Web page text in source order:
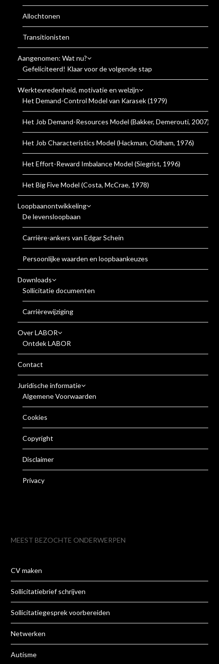
Allochtonen
Transitionisten
Aangenomen: Wat nu?
Gefeliciteerd! Klaar voor de volgende stap
Werktevredenheid, motivatie en welzijn
Het Demand-Control Model van Karasek (1979)
Het Job Demand-Resources Model (Bakker, Demerouti, 2007)
Het Job Characteristics Model (Hackman, Oldham, 1976)
Het Effort-Reward Imbalance Model (Siegrist, 1996)
Het Big Five Model (Costa, McCrae, 1978)
Loopbaanontwikkeling
De levensloopbaan
Carrière-ankers van Edgar Schein
Persoonlijke waarden en loopbaankeuzes
Downloads
Sollicitatie documenten
Carrièrewijziging
Over LABOR
Ontdek LABOR
Contact
Juridische informatie
Algemene Voorwaarden
Cookies
Copyright
Disclaimer
Privacy
MEEST BEZOCHTE ONDERWERPEN
CV maken
Sollicitatiebrief schrijven
Sollicitatiegesprek voorbereiden
Netwerken
Autisme